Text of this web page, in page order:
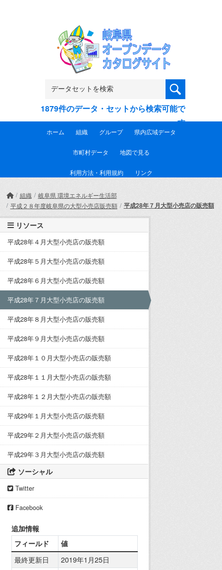
1879件のデータ・セットから検索可能で
す
ホーム 組織 グループ 県内広域データ
市町村データ 地図で見る
利用方法・利用規約 リンク
組織
岐阜県 環境エネルギー生活部
平成２８年度岐阜県の大型小売店販売額
平成28年７月大型小売店の販売額
リソース
平成28年４月大型小売店の販売額
平成28年５月大型小売店の販売額
平成28年６月大型小売店の販売額
平成28年７月大型小売店の販売額
平成28年８月大型小売店の販売額
平成28年９月大型小売店の販売額
平成28年１０月大型小売店の販売額
平成28年１１月大型小売店の販売額
平成28年１２月大型小売店の販売額
平成29年１月大型小売店の販売額
平成29年２月大型小売店の販売額
平成29年３月大型小売店の販売額
ソーシャル
Twitter
Facebook
追加情報
フィールド
値
最終更新日
2019年1月25日